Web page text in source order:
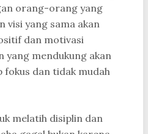
orang-orang yang
visi yang sama akan
dan motivasi
yang mendukung akan
dan tidak mudah
melatih disiplin dan